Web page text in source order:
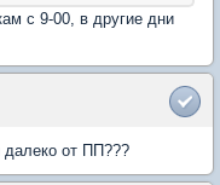
с 9-00, в другие дни
далеко от ПП???